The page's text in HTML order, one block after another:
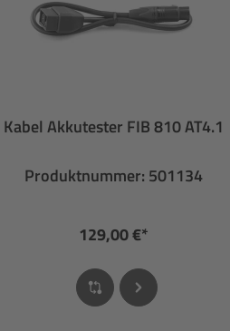
Kabel Akkutester FIB 810 AT4.1
Produktnummer: 501134
129,00 €*